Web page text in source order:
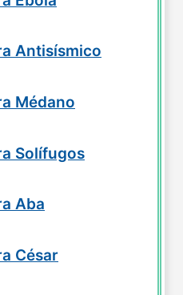
Antisísmico
Médano
Solífugos
Aba
César